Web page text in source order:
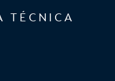
TÉCNICA